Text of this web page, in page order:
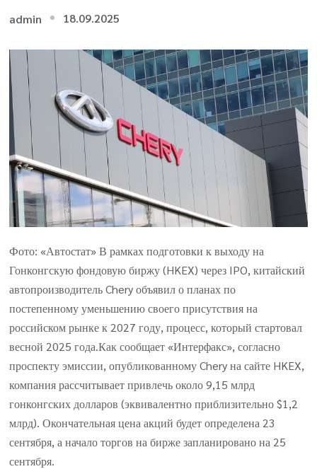
admin 18.09.2025
Фото: «Автостат» В рамках подготовки к выходу на
Гонконгскую фондовую биржу (HKEX) через IPO, китайский
автопроизводитель Chery объявил о планах по
постепенному уменьшению своего присутствия на
российском рынке к 2027 году, процесс, который стартовал
весной 2025 года.Как сообщает «Интерфакс», согласно
проспекту эмиссии, опубликованному Chery на сайте HKEX,
компания рассчитывает привлечь около 9,15 млрд
гонконгских долларов (эквивалентно приблизительно $1,2
млрд). Окончательная цена акций будет определена 23
сентября, а начало торгов на бирже запланировано на 25
сентября.